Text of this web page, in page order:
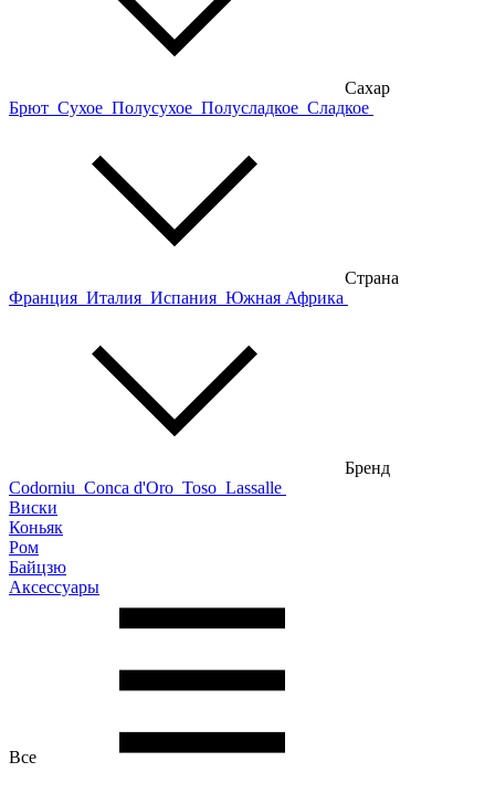
Сахар
Брют Сухое Полусухое Полусладкое Сладкое
Страна
Франция Италия Испания Южная Африка
Бренд
Codorniu Conca d'Oro Toso Lassalle
Виски
Коньяк
Ром
Байцзю
Аксессуары
Все